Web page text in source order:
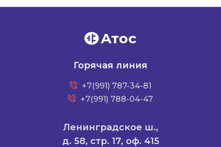
Атос
Горячая линия
+7(991) 787-34-81
+7(991) 788-04-47
Ленинградское ш.,
д. 58, стр. 17, оф. 415